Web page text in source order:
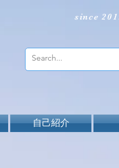
since
自己紹介